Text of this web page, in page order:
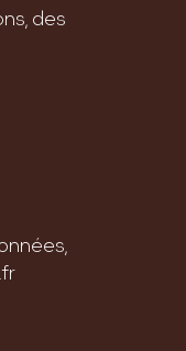
des